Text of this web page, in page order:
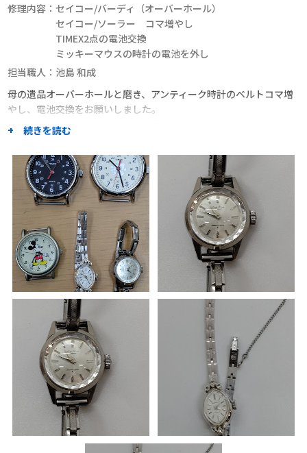
修理内容：セイコー/バーディ（オーバーホール）
セイコー/ソーラー コマ増やし
TIMEX2点の電池交換
ミッキーマウスの時計の電池を外し
担当職人： 池島 和成
母の遺品オーバーホールと磨き、アンティーク時計のベルトコマ増
やし、電池交換をお願いしました。
ブレスレットタイプ時計の購入を検討していましたが、しまい込ん
でいた母の遺品を思い出しオーバーホールをお願いしました。曇っ
ていたガラスもきれいになり数十年経った時計が蘇りました。
アンティークの方はコマをひとつ増やすため部品を購入しようか迷
っていたら在庫品の似たようなな物で対応してくださいました。
口コミで「部品がない中アメリカにまで注文して探してくださり」
というのをお見かけしたのも決め手になりました。
チャットでやり取りできるのも安心できてとても良いシステムだと
思います。
職人からのコメント
+ 続きを読む